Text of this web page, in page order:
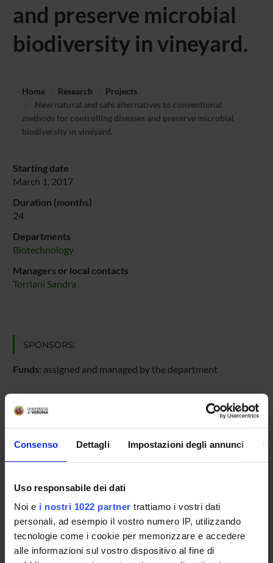
Consenso Dettagli Impostazioni degli annunci
Uso responsabile dei dati
Noi e i nostri 1022 partner trattiamo i vostri dati
personali, ad esempio il vostro numero IP, utilizzando
tecnologie come i cookie per memorizzare e accedere
alle informazioni sul vostro dispositivo al fine di
and preserve microbial
biodiversity in vineyard.
Home Research
Projects
New natural and safe alternatives to conventional
methods for controlling diseases and preserve microbial
biodiversity in vineyard.
Starting date
March 1, 2017
Duration (months)
24
Departments
Biotechnology
Managers or local contacts
Torriani Sandra
SPONSORS:
Funds: assigned and managed by the department
Sandra Torriani
Full Professor
RESEARCH AREAS INVOLVED IN THE PROJECT
Biotecnologie ambientali: bioenergie, bioraffinerie e
Applied biotechnology (non-medical), bioreactors, applied